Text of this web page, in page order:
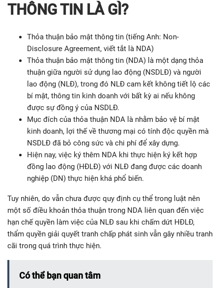
THÔNG TIN LÀ GÌ?
Thỏa thuận bảo mật thông tin (tiếng Anh: Non-
Disclosure Agreement, viết tắt là NDA)
Thỏa thuận bảo mật thông tin (NDA) là một dạng thỏa
thuận giữa người sử dụng lao động (NSDLĐ) và người
lao động (NLĐ), trong đó NLĐ cam kết không tiết lộ các
bí mật, thông tin kinh doanh với bất kỳ ai nếu không
được sự đồng ý của NSDLĐ.
Mục đích của thỏa thuận NDA là nhằm bảo vệ bí mật
kinh doanh, lợi thế về thương mại có tính độc quyền mà
NSDLĐ đã bỏ công sức và chi phí để xây dựng.
Hiện nay, việc ký thêm NDA khi thực hiện ký kết hợp
đồng lao động (HĐLĐ) với NLĐ đang được các doanh
nghiệp (DN) thực hiện khá phổ biến.
Tuy nhiên, do vẫn chưa được quy định cụ thể trong luật nên
một số điều khoản thỏa thuận trong NDA liên quan đến việc
hạn chế quyền làm việc của NLĐ sau khi chấm dứt HĐLĐ,
thẩm quyền giải quyết tranh chấp phát sinh vẫn gây nhiều tranh
cãi trong quá trình thực hiện.
Có thể bạn quan tâm